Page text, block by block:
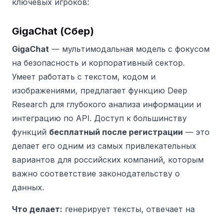
ключевых игроков:
GigaChat (Сбер)
GigaChat — мультимодальная модель с фокусом
на безопасность и корпоративный сектор.
Умеет работать с текстом, кодом и
изображениями, предлагает функцию Deep
Research для глубокого анализа информации и
интеграцию по API. Доступ к большинству
функций бесплатный после регистрации — это
делает его одним из самых привлекательных
вариантов для российских компаний, которым
важно соответствие законодательству о
данных.
Что делает: генерирует тексты, отвечает на